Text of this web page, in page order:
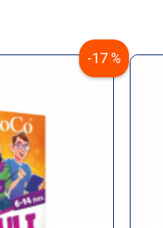
lágyító hatású
antioxidáns, vízelvonás elleni
és sóbogyóvaj: tápláló, bársonyos
tápláló, lágyító
lágyító, rugalmasító
lágyító, tonizáló
E-vitamin: antioxidáns
-17 %